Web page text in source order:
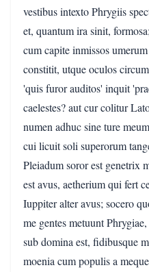
vestibus intexto Phrygiis
et, quantum ira sinit,
cum capite inmissos
constitit, utque oculos
'quis furor auditos' inquit
caelestes? aut cur colitur
numen adhuc sine ture
cui licuit soli superorum
Pleiadum soror est genetrix
est avus, aetherium qui fert
Iuppiter alter avus; socero
me gentes metuunt
sub domina est, fidibusque
moenia cum populis a